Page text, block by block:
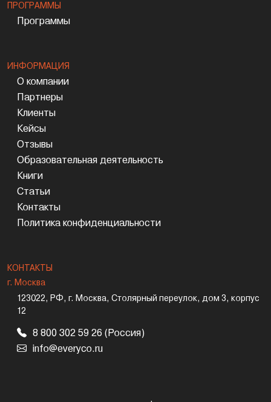
ПРОГРАММЫ
Программы
ИНФОРМАЦИЯ
О компании
Партнеры
Клиенты
Кейсы
Отзывы
Образовательная деятельность
Книги
Статьи
Контакты
Политика конфиденциальности
КОНТАКТЫ
г. Москва
123022, РФ, г. Москва, Столярный переулок, дом 3, корпус
12
8 800 302 59 26 (Россия)
info@everyco.ru